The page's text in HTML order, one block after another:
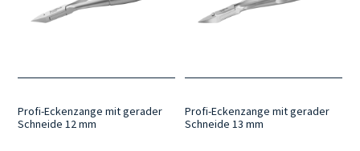
Profi-Eckenzange mit gerader
Schneide 12 mm
Profi-Eckenzange mit gerader
Schneide 13 mm